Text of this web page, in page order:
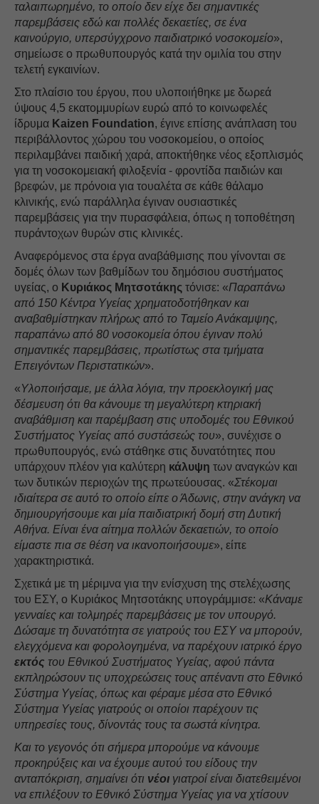
ταλαιπωρημένο, το οποίο δεν είχε δει σημαντικές
παρεμβάσεις εδώ και πολλές δεκαετίες, σε ένα
καινούργιο, υπερσύγχρονο παιδιατρικό νοσοκομείο»,
σημείωσε ο πρωθυπουργός κατά την ομιλία του στην
τελετή εγκαινίων.
Στο πλαίσιο του έργου, που υλοποιήθηκε με δωρεά
ύψους 4,5 εκατομμυρίων ευρώ από το κοινωφελές
ίδρυμα Kaizen Foundation, έγινε επίσης ανάπλαση του
περιβάλλοντος χώρου του νοσοκομείου, ο οποίος
περιλαμβάνει παιδική χαρά, αποκτήθηκε νέος εξοπλισμός
για τη νοσοκομειακή φιλοξενία - φροντίδα παιδιών και
βρεφών, με πρόνοια για τουαλέτα σε κάθε θάλαμο
κλινικής, ενώ παράλληλα έγιναν ουσιαστικές
παρεμβάσεις για την πυρασφάλεια, όπως η τοποθέτηση
πυράντοχων θυρών στις κλινικές.
Αναφερόμενος στα έργα αναβάθμισης που γίνονται σε
δομές όλων των βαθμίδων του δημόσιου συστήματος
υγείας, ο Κυριάκος Μητσοτάκης τόνισε: «Παραπάνω
από 150 Κέντρα Υγείας χρηματοδοτήθηκαν και
αναβαθμίστηκαν πλήρως από το Ταμείο Ανάκαμψης,
παραπάνω από 80 νοσοκομεία όπου έγιναν πολύ
σημαντικές παρεμβάσεις, πρωτίστως στα τμήματα
Επειγόντων Περιστατικών».
«Υλοποιήσαμε, με άλλα λόγια, την προεκλογική μας
δέσμευση ότι θα κάνουμε τη μεγαλύτερη κτηριακή
αναβάθμιση και παρέμβαση στις υποδομές του Εθνικού
Συστήματος Υγείας από συστάσεώς του», συνέχισε ο
πρωθυπουργός, ενώ στάθηκε στις δυνατότητες που
υπάρχουν πλέον για καλύτερη κάλυψη των αναγκών και
των δυτικών περιοχών της πρωτεύουσας. «Στέκομαι
ιδιαίτερα σε αυτό το οποίο είπε ο Άδωνις, στην ανάγκη να
δημιουργήσουμε και μία παιδιατρική δομή στη Δυτική
Αθήνα. Είναι ένα αίτημα πολλών δεκαετιών, το οποίο
είμαστε πια σε θέση να ικανοποιήσουμε», είπε
χαρακτηριστικά.
Σχετικά με τη μέριμνα για την ενίσχυση της στελέχωσης
του ΕΣΥ, ο Κυριάκος Μητσοτάκης υπογράμμισε: «Κάναμε
γενναίες και τολμηρές παρεμβάσεις με τον υπουργό.
Δώσαμε τη δυνατότητα σε γιατρούς του ΕΣΥ να μπορούν,
ελεγχόμενα και φορολογημένα, να παρέχουν ιατρικό έργο
εκτός του Εθνικού Συστήματος Υγείας, αφού πάντα
εκπληρώσουν τις υποχρεώσεις τους απέναντι στο Εθνικό
Σύστημα Υγείας, όπως και φέραμε μέσα στο Εθνικό
Σύστημα Υγείας γιατρούς οι οποίοι παρέχουν τις
υπηρεσίες τους, δίνοντάς τους τα σωστά κίνητρα.
Και το γεγονός ότι σήμερα μπορούμε να κάνουμε
προκηρύξεις και να έχουμε αυτού του είδους την
ανταπόκριση, σημαίνει ότι νέοι γιατροί είναι διατεθειμένοι
να επιλέξουν το Εθνικό Σύστημα Υγείας για να χτίσουν